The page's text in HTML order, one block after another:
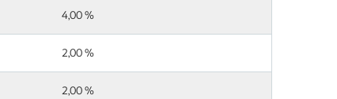
4,00 %
2,00 %
2,00 %